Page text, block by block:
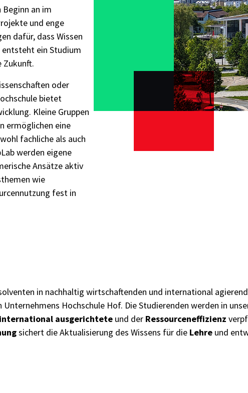
an im
und enge
dafür, dass Wissen
ein Studium
Zukunft.
oder
bietet
Kleine Gruppen
ermöglichen eine
fachliche als auch
werden eigene
Ansätze aktiv
wie
fest in
in nachhaltig wirtschaftenden und international
Hochschule Hof. Die Studierenden werden in
international ausgerichtete und der Ressourceneffizienz
sichert die Aktualisierung des Wissens für die Lehre und